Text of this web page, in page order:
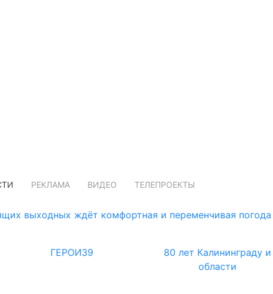
РЕКЛАМА ВИДЕО ТЕЛЕПРОЕКТЫ
выходных ждёт комфортная и переменчивая погода
ГЕРОИ39
80 лет Калининграду и
области